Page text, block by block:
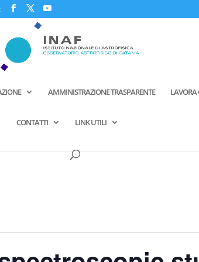
AMMINISTRAZIONE TRASPARENTE LAVORA
CONTATTI LINK UTILI